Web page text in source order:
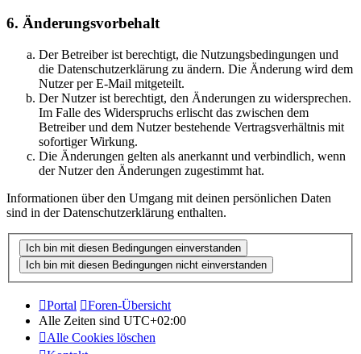
6. Änderungsvorbehalt
Der Betreiber ist berechtigt, die Nutzungsbedingungen und
die Datenschutzerklärung zu ändern. Die Änderung wird dem
Nutzer per E-Mail mitgeteilt.
Der Nutzer ist berechtigt, den Änderungen zu widersprechen.
Im Falle des Widerspruchs erlischt das zwischen dem
Betreiber und dem Nutzer bestehende Vertragsverhältnis mit
sofortiger Wirkung.
Die Änderungen gelten als anerkannt und verbindlich, wenn
der Nutzer den Änderungen zugestimmt hat.
Informationen über den Umgang mit deinen persönlichen Daten
sind in der Datenschutzerklärung enthalten.
Portal
Foren-Übersicht
Alle Zeiten sind UTC+02:00
Alle Cookies löschen